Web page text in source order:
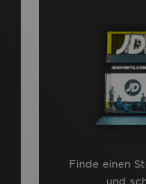
Finde einen
und